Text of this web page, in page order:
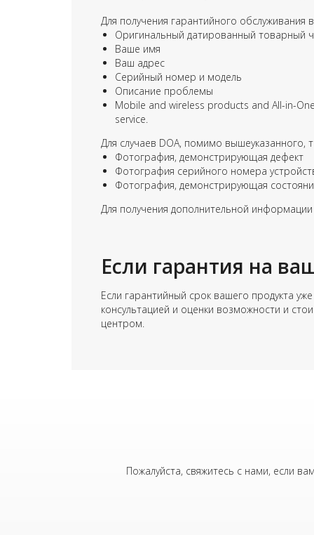
Для получения гарантийного
Оригинальный датированный товарный
Ваше имя
Ваш адрес
Серийный номер и модель
Описание проблемы
Mobile and wireless products and All-in-
service.
Для случаев DOA, помимо вышеуказанного,
Фотография, демонстрирующая дефект
Фотография серийного номера
Фотография, демонстрирующая
Для получения дополнительной
Если гарантия на
Если гарантийный срок вашего продукта
консультацией и оценки возможности и
центром.
Пожалуйста, свяжитесь с нами, если